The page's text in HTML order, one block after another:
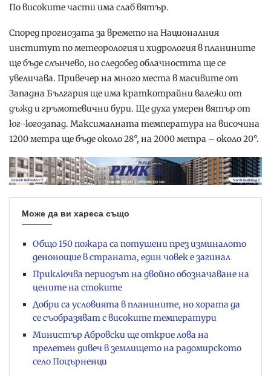
По високите части има слаб вятър.
Според прогнозата за времето на Националния
институт по метеорология и хидрология в планините
ще бъде слънчево, но следобед облачността ще се
увеличава. Привечер на много места в масивите от
Западна България ще има краткотрайни валежи от
дъжд и гръмотевични бури. Ще духа умерен вятър от
юг-югозапад. Максималната температура на височина
1200 метра ще бъде около 28°, на 2000 метра – около 20°.
Може да ви хареса също
Общо 150 пожара са потушени през изминалото
денонощие в страната, един човек е загинал
Приключва периодът на двойно обозначаване на
цените на стоките
Добри са условията в планините, но хората да
се съобразяват с високите температури
Министър Абровски ще открие лова на
прелетен дивеч в землището на радомирското
село Поцърненци